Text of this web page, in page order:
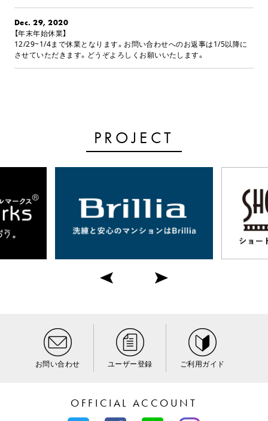
Dec. 29, 2020
【年末年始休業】
12/29~1/4まで休業となります。お問い合わせへのお返事は1/5以降に
させていただきます。どうぞよろしくお願いいたします。
PROJECT
お問い合わせ ユーザー登録 ご利用ガイド
OFFICIAL ACCOUNT